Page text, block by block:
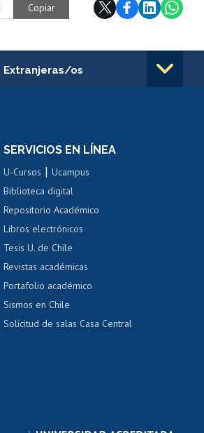
Copiar
Extranjeras/os
Cursos de español
Denuncias administrativas
SERVICIOS EN LÍNEA
U-Cursos |Ucampus
Biblioteca digital
Repositorio Académico
Libros electrónicos
Tesis U. de Chile
Revistas académicas
Portafolio académico
Sismos en Chile
Solicitud de salas Casa Central